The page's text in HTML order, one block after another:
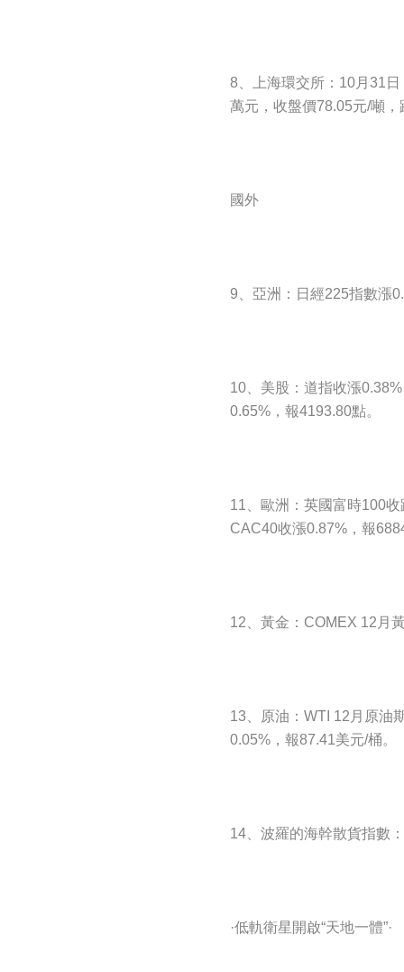
8、上海環交所：10月31
萬元，收盤價78.05元/噸，
國外
9、亞洲：日經225指數漲
10、美股：道指收漲
0.65%，報4193.80點。
11、歐洲：英國富時100
CAC40收漲0.87%，報
12、黃金：COMEX 12月
13、原油：WTI 12月原油
0.05%，報87.41美元/桶。
14、波羅的海幹散貨指數
·低軌衛星開啟“天地一體”·